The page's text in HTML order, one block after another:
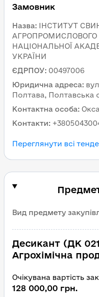
Замовник
Назва: ІНСТИТУТ
АГРОПРОМИСЛОВОГО
НАЦІОНАЛЬНОЇ
УКРАЇНИ
ЄДРПОУ: 00497006
Юридична адреса:
Полтава, Полтавська
Контактна особа:
Контакти:
Переглянути всі
Вид предмету
Десикант (ДК
Агрохімічна
Очікувана вартість
128 000,00 грн.